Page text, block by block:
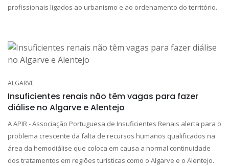
profissionais ligados ao urbanismo e ao ordenamento do território.
ALGARVE
Insuficientes renais não têm vagas para fazer
diálise no Algarve e Alentejo
A APIR - Associação Portuguesa de Insuficientes Renais alerta para o
problema crescente da falta de recursos humanos qualificados na
área da hemodiálise que coloca em causa a normal continuidade
dos tratamentos em regiões turísticas como o Algarve e o Alentejo.